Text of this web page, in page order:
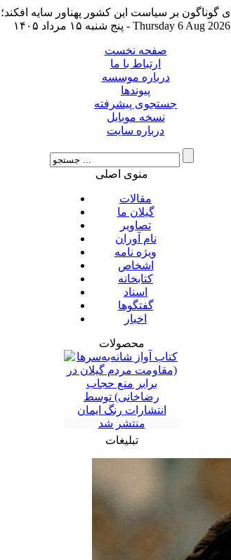
پنج شنبه ۱۵ مرداد ۱۴۰۵ - Thursday 6 Aug 2026
صفحه نخست
ارتباط با ما
درباره موسسه
پیوندها
جستجوی پیشرفته
نسخه موبایل
درباره سایت
منوی اصلی
مقالات
گیلان ما
تصاویر
نام آوران
ویژه نامه
اشخاص
کتابخانه
اسناد
گفتگوها
اخبار
محصولات
تبلیغات